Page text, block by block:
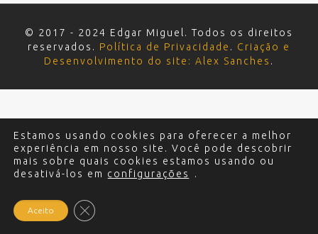
© 2017 - 2024 Edgar Miguel. Todos os direitos
reservados. Política de Privacidade . Criação e
Desenvolvimento do site: Alex Sanches .
Estamos usando cookies para oferecer a melhor
experiência em nosso site. Você pode descobrir
mais sobre quais cookies estamos usando ou
desativá-los em configurações .
Aceito Close GDPR Cookie Banner